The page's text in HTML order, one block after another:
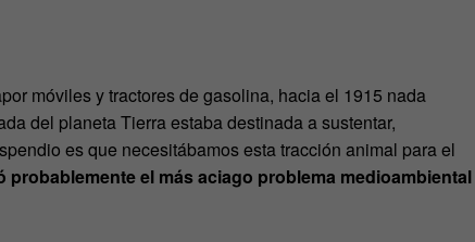
móviles y tractores de gasolina, hacia el 1915 nada
del planeta Tierra estaba destinada a sustentar,
es que necesitábamos esta tracción animal para el
probablemente el más aciago problema medioambiental